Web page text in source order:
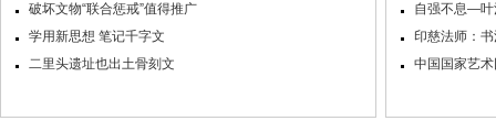
破坏文物“联合惩戒”值得推广
学用新思想 笔记千字文
二里头遗址也出土骨刻文
自强不息—叶
印慈法师：
中国国家艺